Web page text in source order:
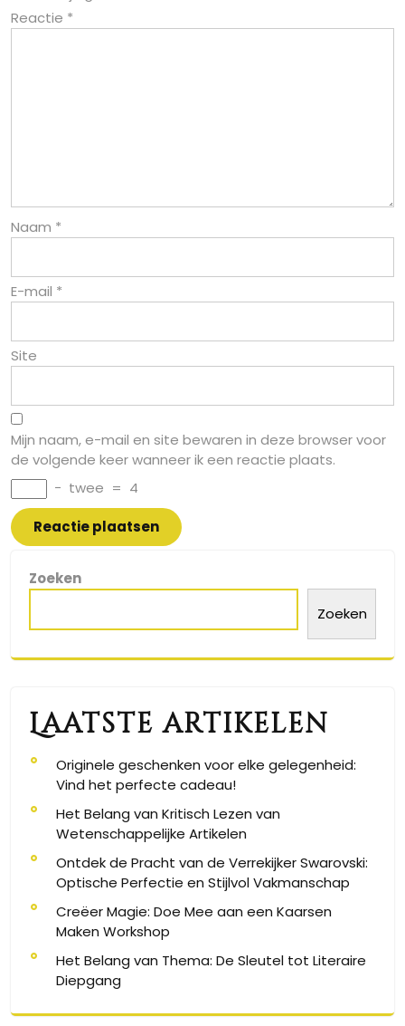
Reactie *
Naam *
E-mail *
Site
Mijn naam, e-mail en site bewaren in deze browser voor
de volgende keer wanneer ik een reactie plaats.
− twee = 4
Zoeken
Zoeken
Laatste artikelen
Originele geschenken voor elke gelegenheid:
Vind het perfecte cadeau!
Het Belang van Kritisch Lezen van
Wetenschappelijke Artikelen
Ontdek de Pracht van de Verrekijker Swarovski:
Optische Perfectie en Stijlvol Vakmanschap
Creëer Magie: Doe Mee aan een Kaarsen
Maken Workshop
Het Belang van Thema: De Sleutel tot Literaire
Diepgang